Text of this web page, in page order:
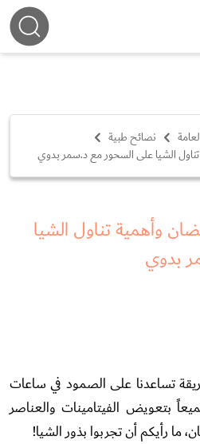
نصائح طبية
تناول الشيا على السحور مع د.سمر بدوي
وأهمية تناول الشيا
بدوي
تساعدنا على الصمود في ساعات
بتعويض الفيتامينات والعناصر
ما رأيكم أن تجربوا بذور الشيا!